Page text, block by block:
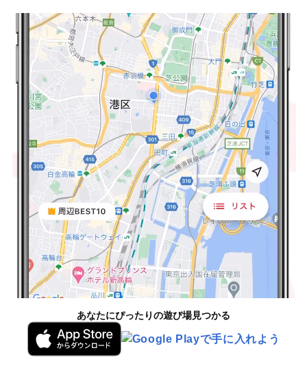
あなたにぴったりの遊び場見つかる